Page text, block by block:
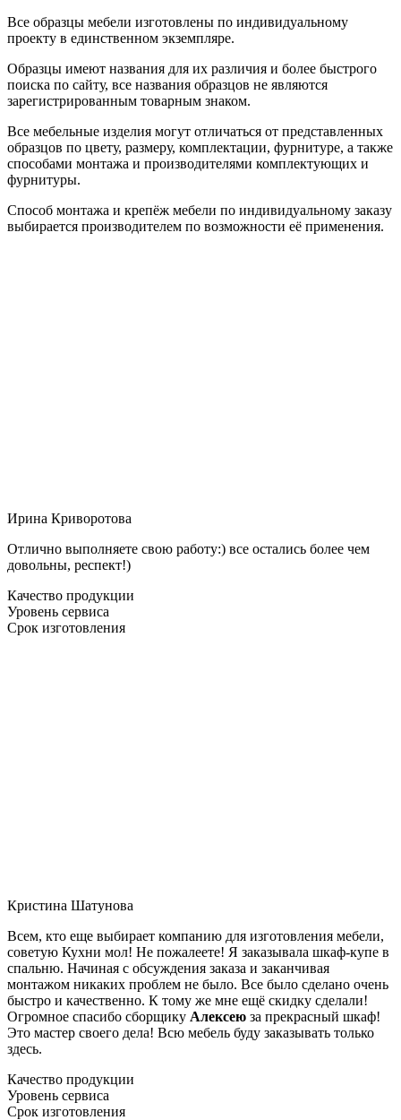
Все образцы мебели изготовлены по индивидуальному
проекту в единственном экземпляре.
Образцы имеют названия для их различия и более быстрого
поиска по сайту, все названия образцов не являются
зарегистрированным товарным знаком.
Все мебельные изделия могут отличаться от представленных
образцов по цвету, размеру, комплектации, фурнитуре, а также
способами монтажа и производителями комплектующих и
фурнитуры.
Способ монтажа и крепёж мебели по индивидуальному заказу
выбирается производителем по возможности её применения.
Ирина Криворотова
Отлично выполняете свою работу:) все остались более чем
довольны, респект!)
Качество продукции
Уровень сервиса
Срок изготовления
Кристина Шатунова
Всем, кто еще выбирает компанию для изготовления мебели,
советую Кухни мол! Не пожалеете! Я заказывала шкаф-купе в
спальню. Начиная с обсуждения заказа и заканчивая
монтажом никаких проблем не было. Все было сделано очень
быстро и качественно. К тому же мне ещё скидку сделали!
Огромное спасибо сборщику Алексею за прекрасный шкаф!
Это мастер своего дела! Всю мебель буду заказывать только
здесь.
Качество продукции
Уровень сервиса
Срок изготовления